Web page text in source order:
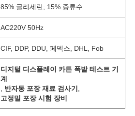
85% 글리세린; 15% 증류수
AC220V 50Hz
CIF, DDP, DDU, 페덱스, DHL, Fob
디지털 디스플레이 카튼 폭발 테스트 기
계
반자동 포장 재료 검사기
고정밀 포장 시험 장비